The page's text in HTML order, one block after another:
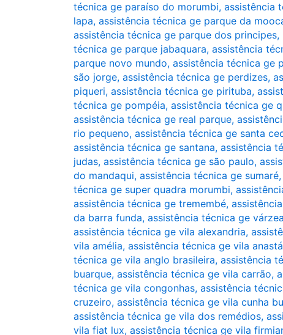
técnica ge paraíso do morumbi, assistência
lapa, assistência técnica ge parque da
assistência técnica ge parque dos principes,
técnica ge parque jabaquara, assistência
parque novo mundo, assistência técnica ge
são jorge, assistência técnica ge perdizes,
piqueri, assistência técnica ge pirituba,
técnica ge pompéia, assistência técnica ge
assistência técnica ge real parque,
rio pequeno, assistência técnica ge santa
assistência técnica ge santana, assistência
judas, assistência técnica ge são paulo,
do mandaqui, assistência técnica ge sumaré,
técnica ge super quadra morumbi,
assistência técnica ge tremembé,
da barra funda, assistência técnica ge
assistência técnica ge vila alexandria,
vila amélia, assistência técnica ge vila
técnica ge vila anglo brasileira, assistência
buarque, assistência técnica ge vila carrão,
técnica ge vila congonhas, assistência
cruzeiro, assistência técnica ge vila cunha
assistência técnica ge vila dos remédios,
vila fiat lux, assistência técnica ge vila